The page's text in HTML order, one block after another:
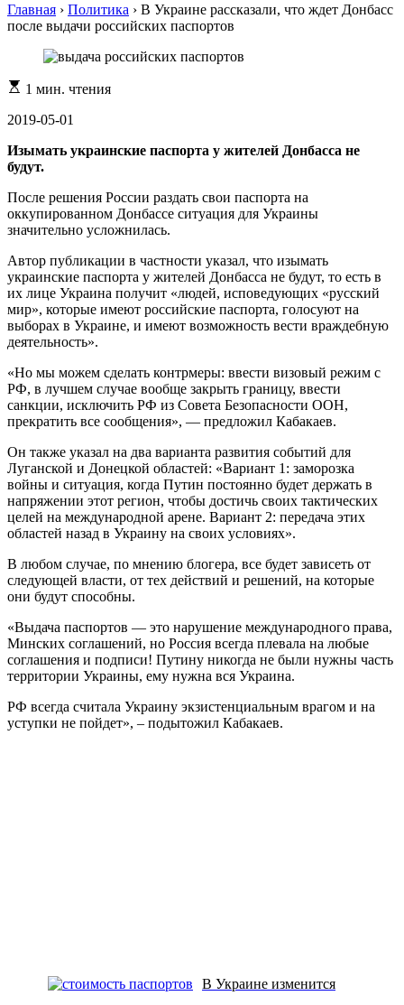
Главная › Политика › В Украине рассказали, что ждет Донбасс
после выдачи российских паспортов
Расчетное
чтения
1 мин. чтения
2019-05-01
Изымать украинские паспорта у жителей Донбасса не
будут.
После решения России раздать свои паспорта на
оккупированном Донбассе ситуация для Украины
значительно усложнилась.
Автор публикации в частности указал, что изымать
украинские паспорта у жителей Донбасса не будут, то есть в
их лице Украина получит «людей, исповедующих «русский
мир», которые имеют российские паспорта, голосуют на
выборах в Украине, и имеют возможность вести враждебную
деятельность».
«Но мы можем сделать контрмеры: ввести визовый режим с
РФ, в лучшем случае вообще закрыть границу, ввести
санкции, исключить РФ из Совета Безопасности ООН,
прекратить все сообщения», — предложил Кабакаев.
Он также указал на два варианта развития событий для
Луганской и Донецкой областей: «Вариант 1: заморозка
войны и ситуация, когда Путин постоянно будет держать в
напряжении этот регион, чтобы достичь своих тактических
целей на международной арене. Вариант 2: передача этих
областей назад в Украину на своих условиях».
В любом случае, по мнению блогера, все будет зависеть от
следующей власти, от тех действий и решений, на которые
они будут способны.
«Выдача паспортов — это нарушение международного права,
Минских соглашений, но Россия всегда плевала на любые
соглашения и подписи! Путину никогда не были нужны часть
территории Украины, ему нужна вся Украина.
РФ всегда считала Украину экзистенциальным врагом и на
уступки не пойдет», – подытожил Кабакаев.
В Украине изменится